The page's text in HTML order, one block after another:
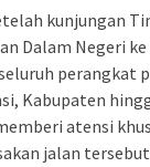
kunjungan
Dalam Negeri
perangkat
Kabupaten
atensi
jalan